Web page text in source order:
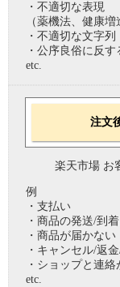
・不適切な表現
（薬機法、健康増
・不適切な文字列
・公序良俗に反す
etc.
注文
楽天市場 お
例
・支払い
・商品の発送/到
・商品が届かない
・キャンセル/返
・ショップと連
etc.